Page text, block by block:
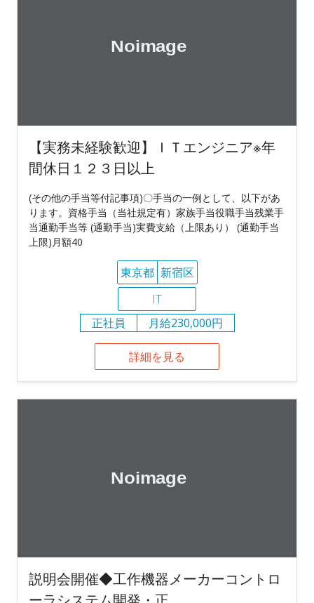
【実務未経験歓迎】ＩＴエンジニア※年
間休日１２３日以上
(その他の手当等付記事項)〇手当の一例として、以下があ
ります。資格手当（当社規定有）家族手当役職手当残業手
当通勤手当等 (通勤手当)実費支給（上限あり） (通勤手当
上限)月額40
東京都 新宿区
IT
正社員
月給230,000円
詳細を見る
説明会開催◆工作機器メーカーコントロ